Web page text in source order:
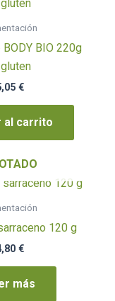
BIO 220g
€
al carrito
120 g
€
más